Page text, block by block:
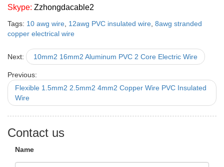
Skype: Zzhongdacable2
Tags: 10 awg wire 12awg PVC insulated wire 8awg stranded
copper electrical wire
Next: 10mm2 16mm2 Aluminum PVC 2 Core Electric Wire
Previous:
Flexible 1.5mm2 2.5mm2 4mm2 Copper Wire PVC Insulated
Wire
Contact us
Name